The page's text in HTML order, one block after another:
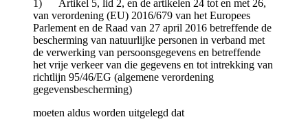
1) Artikel 5, lid 2, en de artikelen 24 tot en met 26,
van verordening (EU) 2016/679 van het Europees
Parlement en de Raad van 27 april 2016 betreffende de
bescherming van natuurlijke personen in verband met
de verwerking van persoonsgegevens en betreffende
het vrije verkeer van die gegevens en tot intrekking van
richtlijn 95/46/EG (algemene verordening
gegevensbescherming)
moeten aldus worden uitgelegd dat